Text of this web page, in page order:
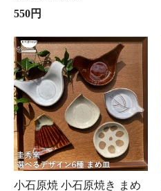
550円
小石原焼 小石原焼き まめ